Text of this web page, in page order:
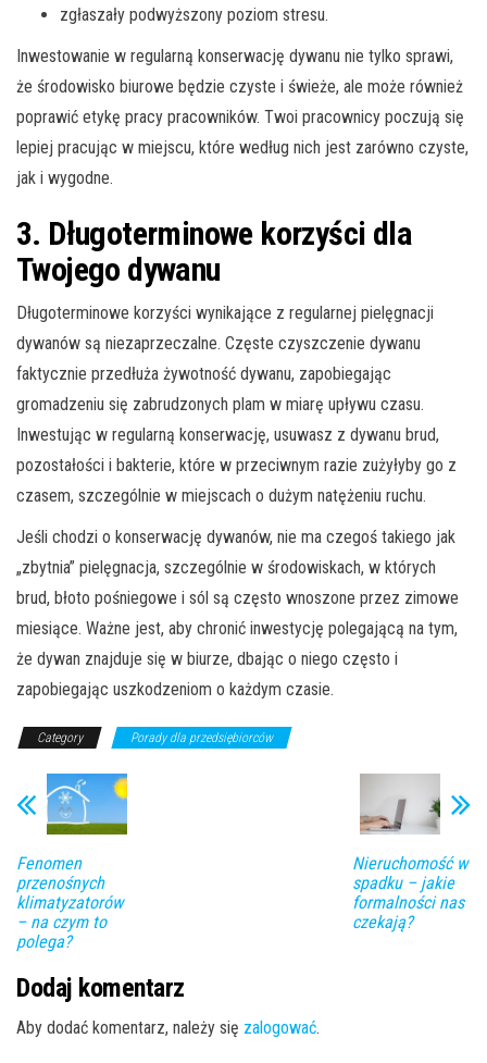
zgłaszały podwyższony poziom stresu.
Inwestowanie w regularną konserwację dywanu nie tylko sprawi,
że środowisko biurowe będzie czyste i świeże, ale może również
poprawić etykę pracy pracowników. Twoi pracownicy poczują się
lepiej pracując w miejscu, które według nich jest zarówno czyste,
jak i wygodne.
3. Długoterminowe korzyści dla
Twojego dywanu
Długoterminowe korzyści wynikające z regularnej pielęgnacji
dywanów są niezaprzeczalne. Częste czyszczenie dywanu
faktycznie przedłuża żywotność dywanu, zapobiegając
gromadzeniu się zabrudzonych plam w miarę upływu czasu.
Inwestując w regularną konserwację, usuwasz z dywanu brud,
pozostałości i bakterie, które w przeciwnym razie zużyłyby go z
czasem, szczególnie w miejscach o dużym natężeniu ruchu.
Jeśli chodzi o konserwację dywanów, nie ma czegoś takiego jak
„zbytnia” pielęgnacja, szczególnie w środowiskach, w których
brud, błoto pośniegowe i sól są często wnoszone przez zimowe
miesiące. Ważne jest, aby chronić inwestycję polegającą na tym,
że dywan znajduje się w biurze, dbając o niego często i
zapobiegając uszkodzeniom o każdym czasie.
Category Porady dla przedsiębiorców
Fenomen
przenośnych
klimatyzatorów
– na czym to
polega?
Nieruchomość w
spadku – jakie
formalności nas
czekają?
Dodaj komentarz
Aby dodać komentarz, należy się zalogować.